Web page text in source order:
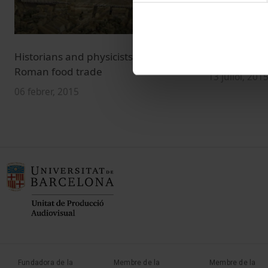
Historians and physicists study
Roman food trade
06 febrer, 2015
13 juliol, 2015
Fundadora de la Membre de la Membre de la